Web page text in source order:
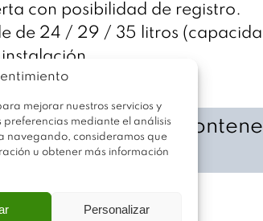
mejorar nuestros servicios y
mediante el análisis
navegando, consideramos que
u obtener más información
Personalizar
con posibilidad de registro.
de 24 / 29 / 35 litros
SQUARE 29